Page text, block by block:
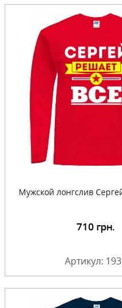
Мужской лонгслив
710 грн.
Артикул: